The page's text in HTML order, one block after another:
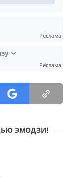
Реклама
Реклама
ЭМОДЗИ!